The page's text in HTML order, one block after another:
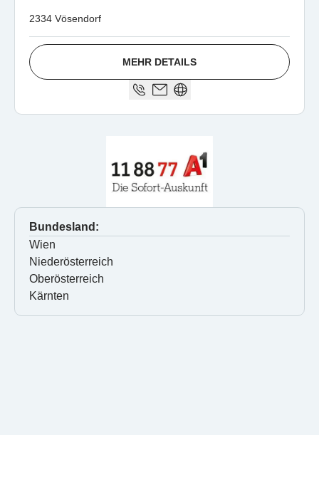
2334 Vösendorf
MEHR DETAILS
Bundesland:
Wien
Niederösterreich
Oberösterreich
Kärnten